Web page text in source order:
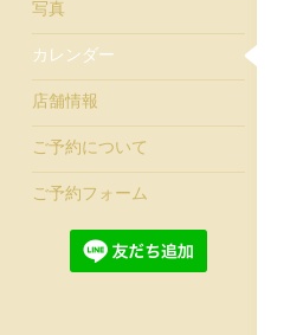
写真
カレンダー
店舗情報
ご予約について
ご予約フォーム